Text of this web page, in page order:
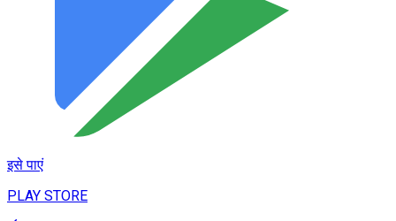
इसे पाएं
PLAY STORE